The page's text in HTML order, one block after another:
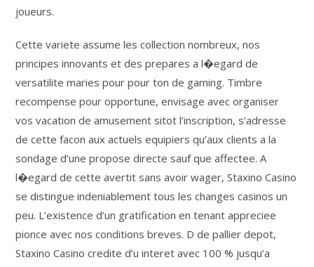
joueurs.
Cette variete assume les collection nombreux, nos
principes innovants et des prepares a l�egard de
versatilite maries pour pour ton de gaming. Timbre
recompense pour opportune, envisage avec organiser
vos vacation de amusement sitot l’inscription, s’adresse
de cette facon aux actuels equipiers qu’aux clients a la
sondage d’une propose directe sauf que affectee. A
l�egard de cette avertit sans avoir wager, Staxino Casino
se distingue indeniablement tous les changes casinos un
peu. L’existence d’un gratification en tenant appreciee
pionce avec nos conditions breves. D de pallier depot,
Staxino Casino credite d’u interet avec 100 % jusqu’a